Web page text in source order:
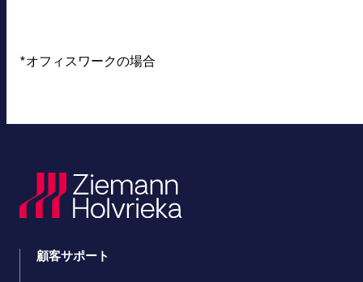
*オフィスワークの場合
顧客サポート